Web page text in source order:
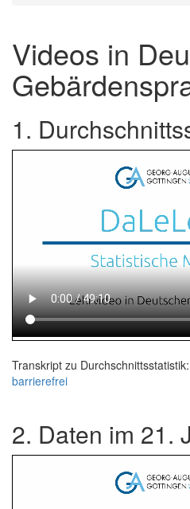
Videos in
1.
Transkript zu Durchschnittsstatistik:
barrierefrei
2. Daten im 21.